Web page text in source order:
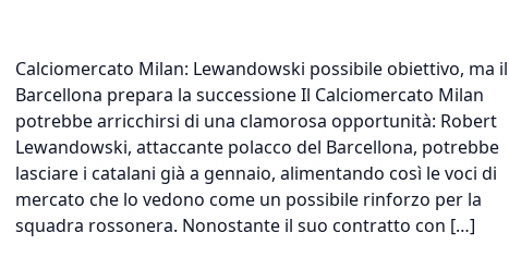
Calciomercato Milan: Lewandowski possibile obiettivo, ma il
Barcellona prepara la successione Il Calciomercato Milan
potrebbe arricchirsi di una clamorosa opportunità: Robert
Lewandowski, attaccante polacco del Barcellona, potrebbe
lasciare i catalani già a gennaio, alimentando così le voci di
mercato che lo vedono come un possibile rinforzo per la
squadra rossonera. Nonostante il suo contratto con […]